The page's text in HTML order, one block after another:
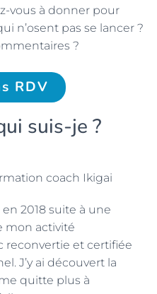
vous à donner pour
n’osent pas se lancer ?
?
RDV
suis-je ?
en 2018 suite à une
mon activité
reconvertie et certifiée
J’y ai découvert la
quitte plus à